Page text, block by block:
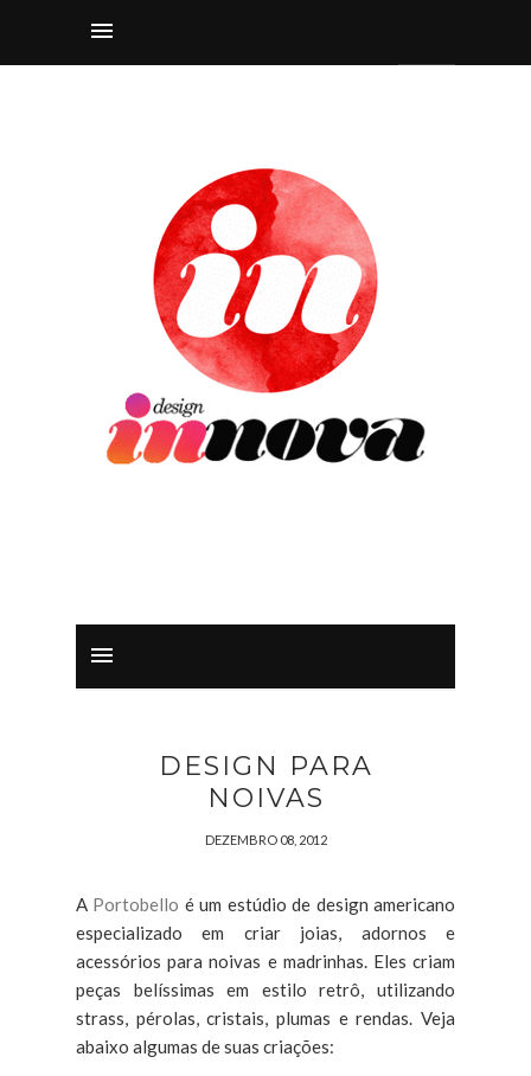
DESIGN PARA
NOIVAS
DEZEMBRO 08, 2012
A Portobello é um estúdio de design americano
especializado em criar joias, adornos e
acessórios para noivas e madrinhas. Eles criam
peças belíssimas em estilo retrô, utilizando
strass, pérolas, cristais, plumas e rendas. Veja
abaixo algumas de suas criações: